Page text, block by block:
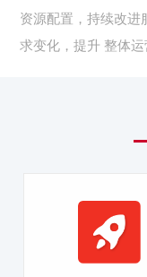
资源配置，持续改进
求变化，提升 整体